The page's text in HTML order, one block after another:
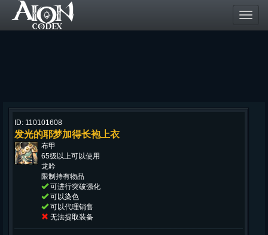
ID: 110101608
发光的耶梦加得长袍上衣
布甲
65级以上可以使用
龙吟
限制持有物品
可进行突破强化
可以染色
可以代理销售
无法提取装备